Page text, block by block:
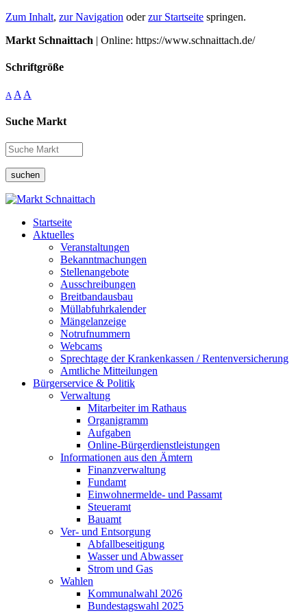
Zum Inhalt, zur Navigation oderzur Startseite springen.
Markt Schnaittach | Online: https://www.schnaittach.de/
Schriftgröße
A A A
Suche Markt
suchen
Startseite
Aktuelles
Veranstaltungen
Bekanntmachungen
Stellenangebote
Ausschreibungen
Breitbandausbau
Müllabfuhrkalender
Mängelanzeige
Notrufnummern
Webcams
Sprechtage der Krankenkassen / Rentenversicherung
Amtliche Mitteilungen
Bürgerservice & Politik
Verwaltung
Mitarbeiter im Rathaus
Organigramm
Aufgaben
Online-Bürgerdienstleistungen
Informationen aus den Ämtern
Finanzverwaltung
Fundamt
Einwohnermelde- und Passamt
Steueramt
Bauamt
Ver- und Entsorgung
Abfallbeseitigung
Wasser und Abwasser
Strom und Gas
Wahlen
Kommunalwahl 2026
Bundestagswahl 2025